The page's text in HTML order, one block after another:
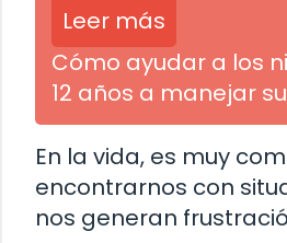
Leer más
Cómo ayudar a los
12 años a manejar
En la vida, es muy
encontrarnos con
nos generan